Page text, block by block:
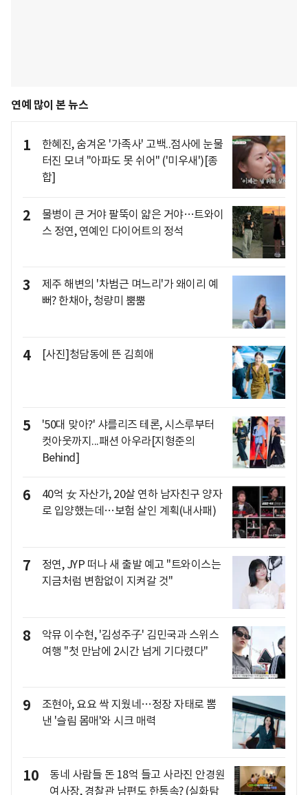
연예 많이 본 뉴스
1
한혜진, 숨겨온 '가족사' 고백..점사에 눈물
터진 모녀 "아파도 못 쉬어" ('미우새')[종
합]
2
물병이 큰 거야 팔뚝이 얇은 거야…트와이
스 정연, 연예인 다이어트의 정석
3
제주 해변의 '차범근 며느리'가 왜이리 예
뻐? 한채아, 청량미 뿜뿜
4 [사진]청담동에 뜬 김희애
5
'50대 맞아?' 샤를리즈 테론, 시스루부터
컷아웃까지...패션 아우라[지형준의
Behind]
6
40억 女 자산가, 20살 연하 남자친구 양자
로 입양했는데…보험 살인 계획(내사패)
7
정연, JYP 떠나 새 출발 예고 "트와이스는
지금처럼 변함없이 지켜갈 것"
8
악뮤 이수현, '김성주子' 김민국과 스위스
여행 "첫 만남에 2시간 넘게 기다렸다"
9
조현아, 요요 싹 지웠네…정장 자태로 뽐
낸 '슬림 몸매'와 시크 매력
10
동네 사람들 돈 18억 들고 사라진 안경원
여사장, 경찰관 남편도 한통속? (실화탐